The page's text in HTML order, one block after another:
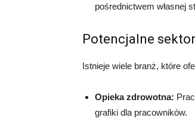
pośrednictwem własnej
Potencjalne
Istnieje wiele branż, które
Opieka zdrowotna:
grafiki dla pracowników.